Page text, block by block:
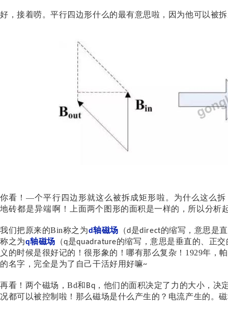
好，接着唠。平行四边形什么的最有意思啦，因为他可以被
你看！—个平行四边形就这么被拆成矩形啦。为什么这么
地砖都是异端啊 ！上面两个图形的面积是一样的，所以分析
我们把原来的Bin称之为d轴磁场 （d 是direct的缩写，意思是
称之为q轴磁场 （q是quadrature的缩写，意思是垂直的、正交
义的时候是很好记的！很形象的！哪有那么复杂！ 1929年，
的名字，完全是为了自己干活好用好嘛~
再看！两个磁场，Bd和 Bq ，他们的面积决定了力的大小，
况都可以被控制啦！那么磁场是什么产生的？电流产生的。